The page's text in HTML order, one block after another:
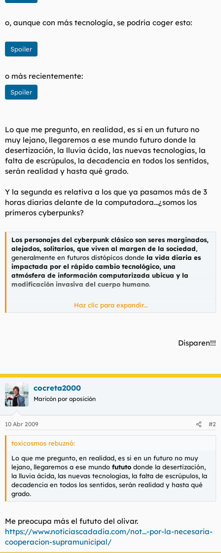
o, aunque con más tecnología, se podría coger esto:
Spoiler
o más recientemente:
Spoiler
Lo que me pregunto, en realidad, es si en un futuro no
muy lejano, llegaremos a ese mundo futuro donde la
desertización, la lluvia ácida, las nuevas tecnologias, la
falta de escrúpulos, la decadencia en todos los sentidos,
serán realidad y hasta qué grado.
Y la segunda es relativa a los que ya pasamos más de 3
horas diarias delante de la computadora...¿somos los
primeros cyberpunks?
Los personajes del cyberpunk clásico son seres marginados,
alejados, solitarios, que viven al margen de la sociedad,
generalmente en futuros distópicos donde la vida diaria es
impactada por el rápido cambio tecnológico, una
atmósfera de información computarizada ubicua y la
modificación invasiva del cuerpo humano.
Lawrence Person
Haz clic para expandir...
Disparen!!!
cocreta2000
Maricón por oposición
10 Abr 2009 #2
toxicosmos rebuznó:
Lo que me pregunto, en realidad, es si en un futuro no muy
lejano, llegaremos a ese mundo fututo donde la desertización,
la lluvia ácida, las nuevas tecnologias, la falta de escrúpulos, la
decadencia en todos los sentidos, serán realidad y hasta qué
grado.
Me preocupa más el fututo del olivar.
https://www.noticiascadadia.com/not...-por-la-necesaria-
cooperacion-supramunicipal/